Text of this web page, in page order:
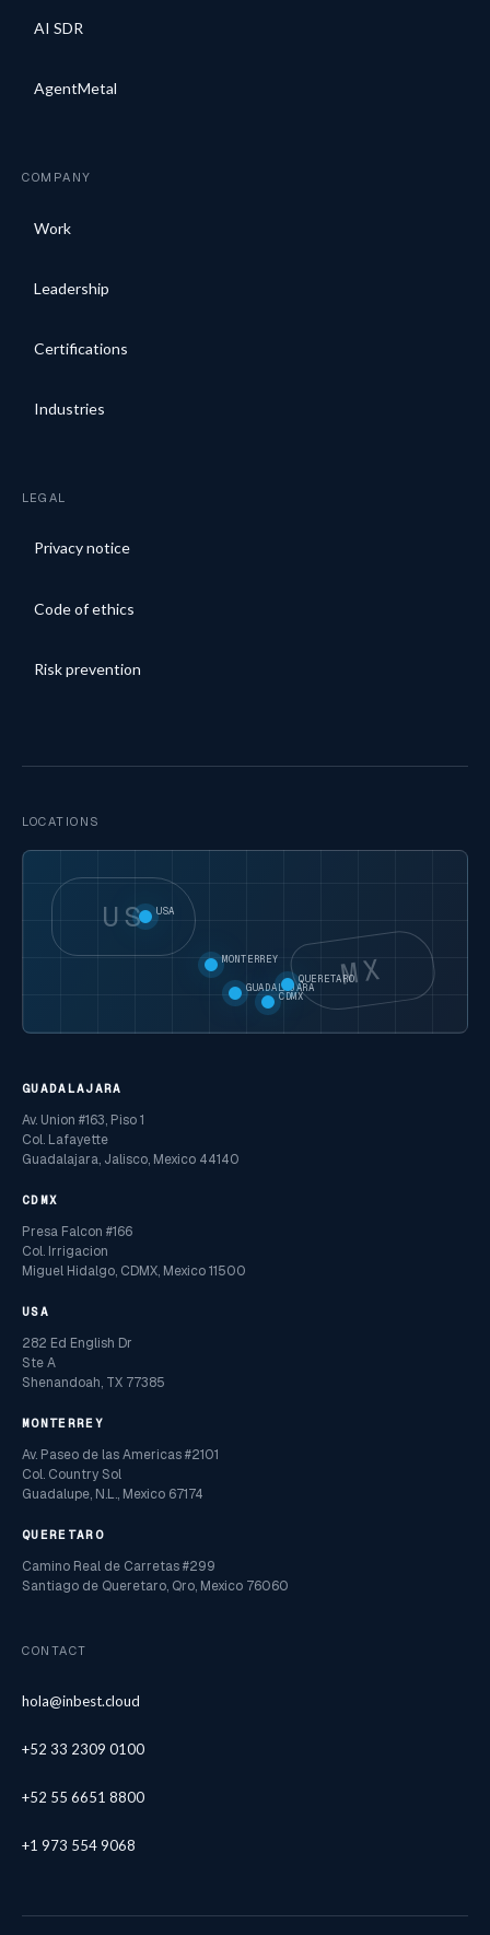
AI SDR
AgentMetal
COMPANY
Work
Leadership
Certifications
Industries
LEGAL
Privacy notice
Code of ethics
Risk prevention
LOCATIONS
US
MX
USA
MONTERREY
GUADALAJARA
CDMX
QUERETARO
GUADALAJARA
Av. Union #163, Piso 1
Col. Lafayette
Guadalajara, Jalisco, Mexico 44140
CDMX
Presa Falcon #166
Col. Irrigacion
Miguel Hidalgo, CDMX, Mexico 11500
USA
282 Ed English Dr
Ste A
Shenandoah, TX 77385
MONTERREY
Av. Paseo de las Americas #2101
Col. Country Sol
Guadalupe, N.L., Mexico 67174
QUERETARO
Camino Real de Carretas #299
Santiago de Queretaro, Qro, Mexico 76060
CONTACT
hola@inbest.cloud
+52 33 2309 0100
+52 55 6651 8800
+1 973 554 9068